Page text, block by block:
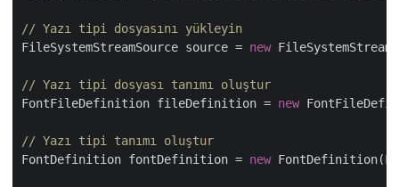
// Yazı tipi dosyasını yükleyin
FileSystemStreamSource source = new
// Yazı tipi dosyası tanımı oluştur
FontFileDefinition fileDefinition = new
// Yazı tipi tanımı oluştur
FontDefinition fontDefinition = new